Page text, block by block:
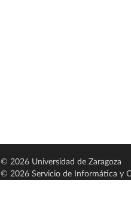
© 2026 Universidad de Zaragoza
© 2026 Servicio de Informática y